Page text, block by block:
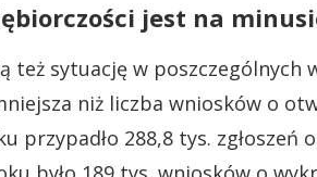
jest na
też sytuację w
niż liczba wniosków o
przypadło 288,8 tys.